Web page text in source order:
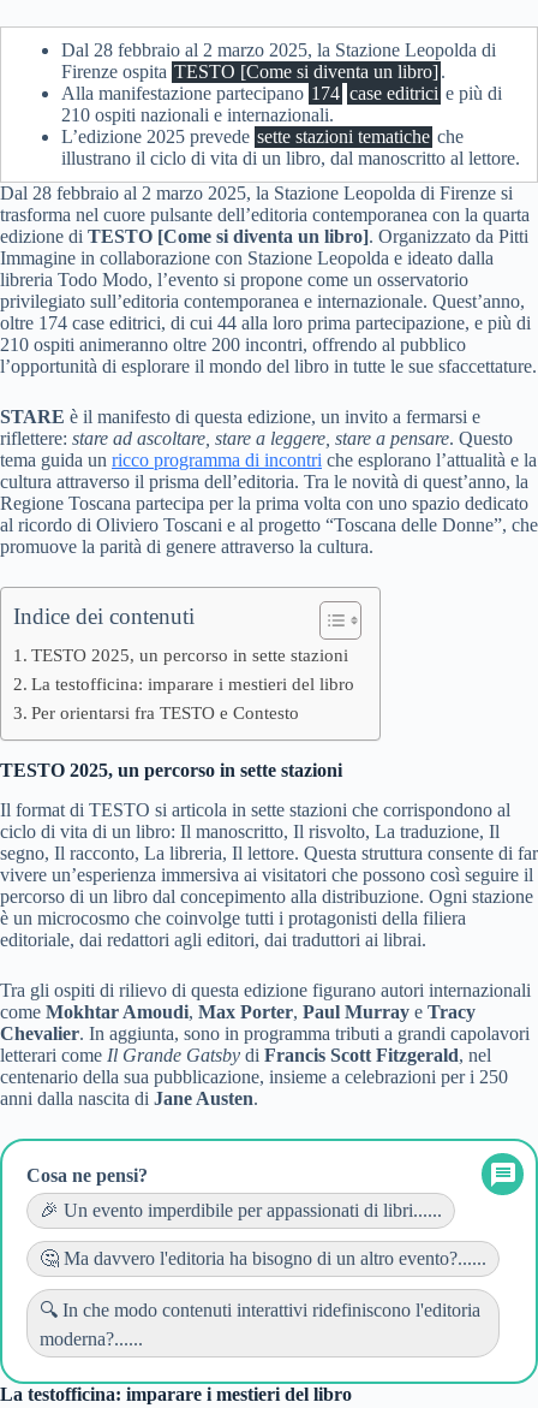
Dal 28 febbraio al 2 marzo 2025, la Stazione Leopolda di
Firenze ospita TESTO [Come si diventa un libro].
Alla manifestazione partecipano 174 case editrici e più di
210 ospiti nazionali e internazionali.
L’edizione 2025 prevede sette stazioni tematiche che
illustrano il ciclo di vita di un libro, dal manoscritto al lettore.
Dal 28 febbraio al 2 marzo 2025, la Stazione Leopolda di Firenze si
trasforma nel cuore pulsante dell’editoria contemporanea con la quarta
edizione di TESTO [Come si diventa un libro]. Organizzato da Pitti
Immagine in collaborazione con Stazione Leopolda e ideato dalla
libreria Todo Modo, l’evento si propone come un osservatorio
privilegiato sull’editoria contemporanea e internazionale. Quest’anno,
oltre 174 case editrici, di cui 44 alla loro prima partecipazione, e più di
210 ospiti animeranno oltre 200 incontri, offrendo al pubblico
l’opportunità di esplorare il mondo del libro in tutte le sue sfaccettature.
STARE è il manifesto di questa edizione, un invito a fermarsi e
riflettere: stare ad ascoltare, stare a leggere, stare a pensare. Questo
tema guida un ricco programma di incontri che esplorano l’attualità e la
cultura attraverso il prisma dell’editoria. Tra le novità di quest’anno, la
Regione Toscana partecipa per la prima volta con uno spazio dedicato
al ricordo di Oliviero Toscani e al progetto “Toscana delle Donne”, che
promuove la parità di genere attraverso la cultura.
Indice dei contenuti
TESTO 2025, un percorso in sette stazioni
La testofficina: imparare i mestieri del libro
Per orientarsi fra TESTO e Contesto
TESTO 2025, un percorso in sette stazioni
Il format di TESTO si articola in sette stazioni che corrispondono al
ciclo di vita di un libro: Il manoscritto, Il risvolto, La traduzione, Il
segno, Il racconto, La libreria, Il lettore. Questa struttura consente di far
vivere un’esperienza immersiva ai visitatori che possono così seguire il
percorso di un libro dal concepimento alla distribuzione. Ogni stazione
è un microcosmo che coinvolge tutti i protagonisti della filiera
editoriale, dai redattori agli editori, dai traduttori ai librai.
Tra gli ospiti di rilievo di questa edizione figurano autori internazionali
come Mokhtar Amoudi, Max Porter, Paul Murray e Tracy
Chevalier. In aggiunta, sono in programma tributi a grandi capolavori
letterari come Il Grande Gatsby di Francis Scott Fitzgerald, nel
centenario della sua pubblicazione, insieme a celebrazioni per i 250
anni dalla nascita di Jane Austen.
Cosa ne pensi?
🎉 Un evento imperdibile per appassionati di libri......
🤔 Ma davvero l'editoria ha bisogno di un altro evento?......
🔍 In che modo contenuti interattivi ridefiniscono l'editoria
moderna?......
La testofficina: imparare i mestieri del libro